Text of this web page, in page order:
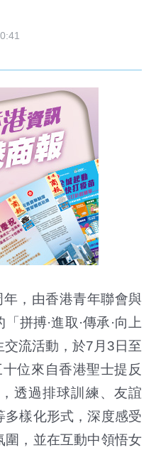
，由香港青年聯會與
拼搏·進取·傳承·向上
流活動，於7月3日至
位來自香港聖士提反
透過排球訓練、友誼
樣化形式，深度感受
圍，並在互動中領悟女